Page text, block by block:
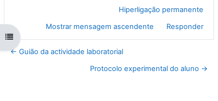
Abrir índice da disciplina
Hiperligação permanente
Mostrar mensagem ascendente
Responder
← Guião da actividade laboratorial
Protocolo experimental do aluno →